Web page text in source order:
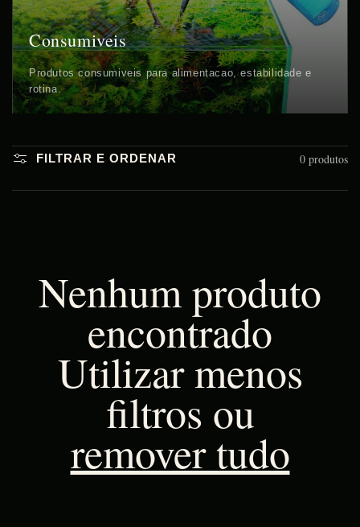
Consumiveis
Produtos consumiveis para alimentacao, estabilidade e
rotina.
FILTRAR E ORDENAR 0 produtos
Nenhum produto
encontrado
Utilizar menos
filtros ou
remover tudo